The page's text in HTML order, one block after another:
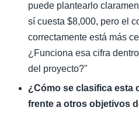
puede plantearlo
sí cuesta $8,000, pero el
correctamente está más
¿Funciona esa cifra
del proyecto?"
¿Cómo se clasifica esta
frente a otros objetivos